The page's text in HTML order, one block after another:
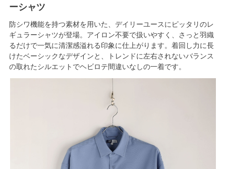
ーシャツ
防シワ機能を持つ素材を用いた、デイリーユースにピッタリのレ
ギュラーシャツが登場。アイロン不要で扱いやすく、さっと羽織
るだけで一気に清潔感溢れる印象に仕上がります。着回し力に長
けたベーシックなデザインと、トレンドに左右されないバランス
の取れたシルエットでヘビロテ間違いなしの一着です。